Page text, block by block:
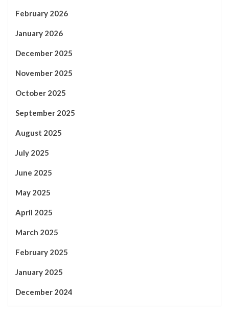
February 2026
January 2026
December 2025
November 2025
October 2025
September 2025
August 2025
July 2025
June 2025
May 2025
April 2025
March 2025
February 2025
January 2025
December 2024